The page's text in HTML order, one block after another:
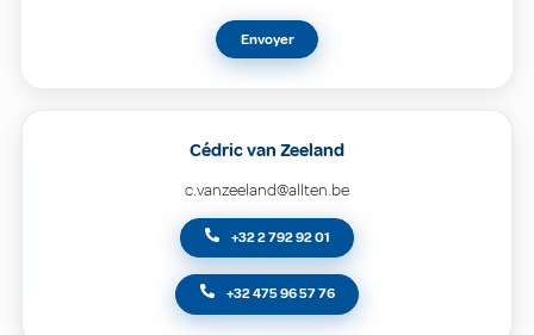
Envoyer
Cédric van Zeeland
c.vanzeeland@allten.be
+32 2 792 92 01
+32 475 96 57 76